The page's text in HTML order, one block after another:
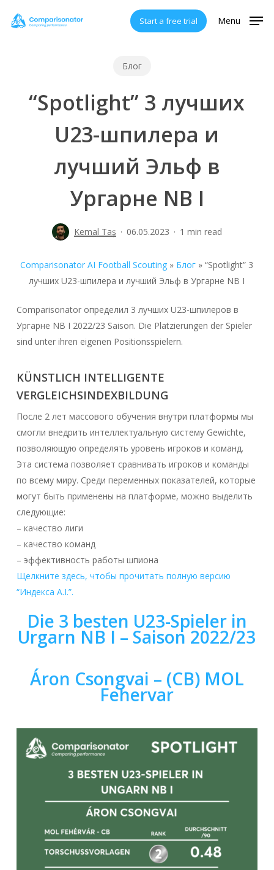
Start a free trial Menu
Блог
“Spotlight” 3 лучших
U23-шпилера и
лучший Эльф в
Ургарне NB I
Kemal Taş 06.05.2023 1 min read
Comparisonator AI Football Scouting » Блог »“Spotlight” 3
лучших U23-шпилера и лучший Эльф в Ургарне NB I
Comparisonator определил 3 лучших U23-шпилеров в
Ургарне NB I 2022/23 Saison. Die Platzierungen der Spieler
sind unter ihren eigenen Positionsspielern.
KÜNSTLICH INTELLIGENTE
VERGLEICHSINDEXBILDUNG
После 2 лет массового обучения внутри платформы мы
смогли внедрить интеллектуальную систему Gewichte,
позволяющую определять уровень игроков и команд.
Эта система позволяет сравнивать игроков и команды
по всему миру. Среди переменных показателей, которые
могут быть применены на платформе, можно выделить
следующие:
– качество лиги
– качество команд
– эффективность работы шпиона
Щелкните здесь, чтобы прочитать полную версию
“Индекса A.I.”.
Die 3 besten U23-Spieler in
Urgarn NB I – Saison 2022/23
Áron Csongvai – (CB) MOL
Fehervar